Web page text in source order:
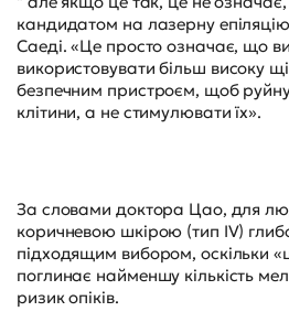
кандидатом на лазерну
Саеді. «Це просто означає, що
використовувати більш високу
безпечним пристроєм, щоб
клітини, а не стимулювати їх».
За словами доктора Цао, для
коричневою шкірою (тип IV)
підходящим вибором, оскільки
поглинає найменшу кількість
ризик опіків.